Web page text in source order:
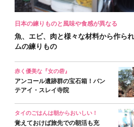
日本の練りものと風味や食感が異なる
魚、エビ、肉と様々な材料から作ら
ムの練りもの
赤く優美な『女の砦』
アンコール遺跡群の宝石箱！バン
テアイ・スレイ寺院
タイのごはんは朝からおいしい！
覚えておけば旅先での朝活も充